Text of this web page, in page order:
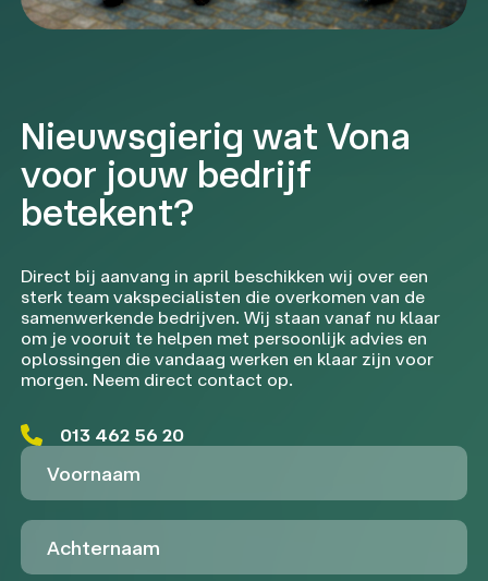
Nieuwsgierig wat Vona
voor jouw bedrijf
betekent?
Direct bij aanvang in april beschikken wij over een
sterk team vakspecialisten die overkomen van de
samenwerkende bedrijven. Wij staan vanaf nu klaar
om je vooruit te helpen met persoonlijk advies en
oplossingen die vandaag werken en klaar zijn voor
morgen. Neem direct contact op.
013 462 56 20
Voornaam
Achternaam